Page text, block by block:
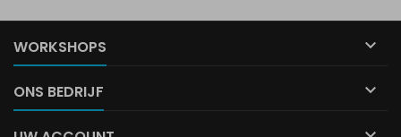
WORKSHOPS 
ONS BEDRIJF 